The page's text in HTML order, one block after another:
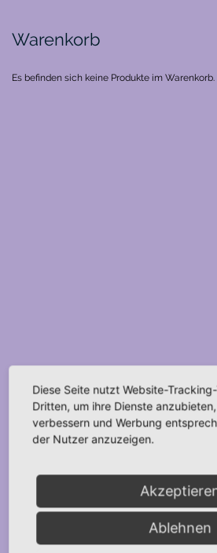
Warenkorb
Es befinden sich keine Produkte im Warenkorb.
Diese Seite nutzt Website-
Dritten, um ihre Dienste
verbessern und Werbung
der Nutzer anzuzeigen.
Ablehnen